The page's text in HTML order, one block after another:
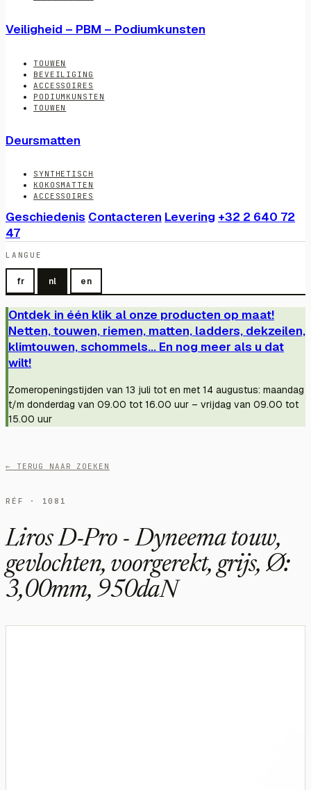
Veiligheid – PBM – Podiumkunsten
TOUWEN
BEVEILIGING
ACCESSOIRES
PODIUMKUNSTEN
TOUWEN
Deursmatten
SYNTHETISCH
KOKOSMATTEN
ACCESSOIRES
Geschiedenis Contacteren Levering +32 2 640 72
47
LANGUE
fr nl en
Ontdek in één klik al onze producten op maat!
Netten, touwen, riemen, matten, ladders, dekzeilen,
klimtouwen, schommels... En nog meer als u dat
wilt!
Zomeropeningstijden van 13 juli tot en met 14 augustus: maandag
t/m donderdag van 09.00 tot 16.00 uur – vrijdag van 09.00 tot
15.00 uur
← TERUG NAAR ZOEKEN
RÉF · 1081
Liros D-Pro - Dyneema touw,
gevlochten, voorgerekt, grijs, Ø:
3,00mm, 950daN